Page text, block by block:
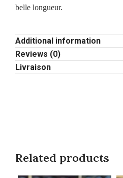
belle longueur.
Additional information
Reviews (0)
Livraison
Related products